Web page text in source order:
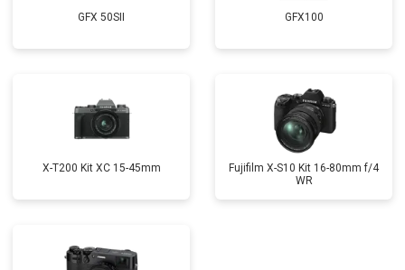
GFX 50SII GFX100
X-T200 Kit XC 15-45mm
Fujifilm X-S10 Kit 16-80mm f/4
WR